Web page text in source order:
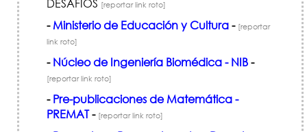
[reportar link roto]
- Ministerio de Educación y Cultura- [reportar
link roto]
- Núcleo de Ingeniería Biomédica - NIB-
[reportar link roto]
- Pre-publicaciones de Matemática -
PREMAT- [reportar link roto]